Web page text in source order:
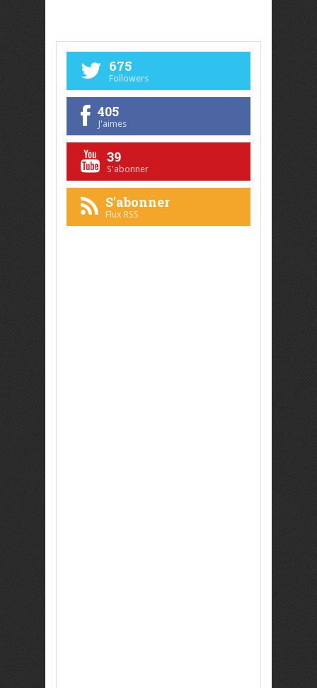
675
Followers
405
J'aimes
39
S'abonner
S'abonner
Flux RSS